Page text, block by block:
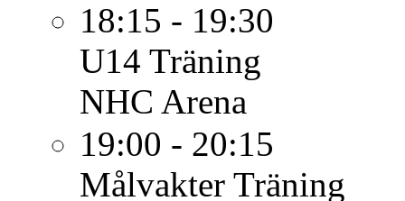
18:15 - 19:30
U14 Träning
NHC Arena
19:00 - 20:15
Målvakter Träning